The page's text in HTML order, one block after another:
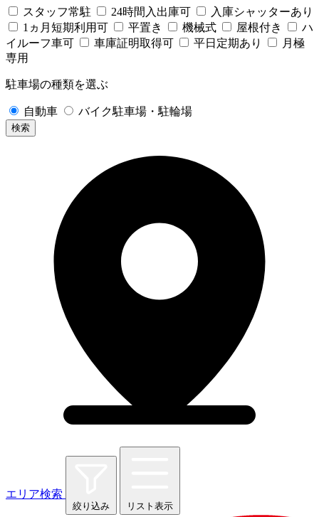
スタッフ常駐 24時間入出庫可
入庫シャッターあり
1ヵ月短期利用可
平置き 機械式 屋根付き
ハ
イルーフ車可
車庫証明取得可 平日定期あり
月極
専用
駐車場の種類を選ぶ
自動車 バイク駐車場・駐輪場
検索
エリア検索
絞り込み リスト表示